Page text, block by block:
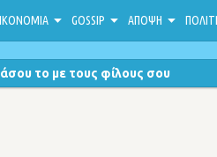
GOSSIP ΑΠΟΨΗ
το με τους φίλους σου